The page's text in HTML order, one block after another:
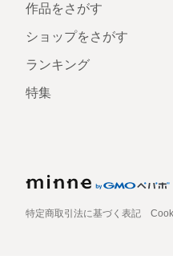
作品をさがす
ショップをさがす
ランキング
特集
特定商取引法に基づく表記